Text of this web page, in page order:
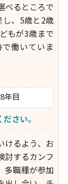
べるところで
し、5歳と2歳
もが3歳まで
働いていま
年目
さい。
けるよう、お
討するカンフ
多職種が参加